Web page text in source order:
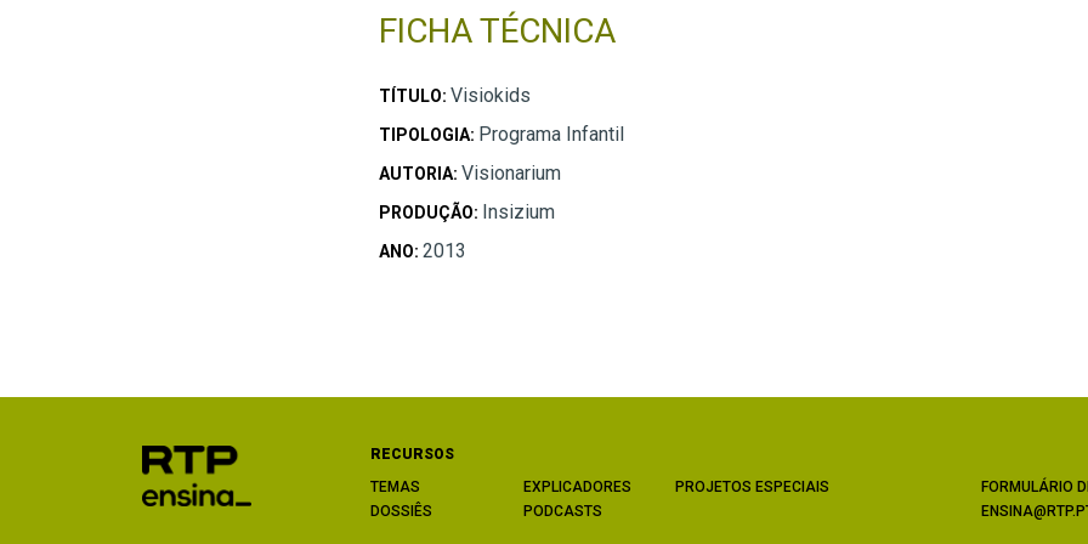
FICHA TÉCNICA
TÍTULO: Visiokids
TIPOLOGIA: Programa Infantil
AUTORIA: Visionarium
PRODUÇÃO: Insizium
ANO: 2013
RECURSOS
TEMAS
DOSSIÊS
EXPLICADORES
PODCASTS
PROJETOS ESPECIAIS
FORMULÁRIO